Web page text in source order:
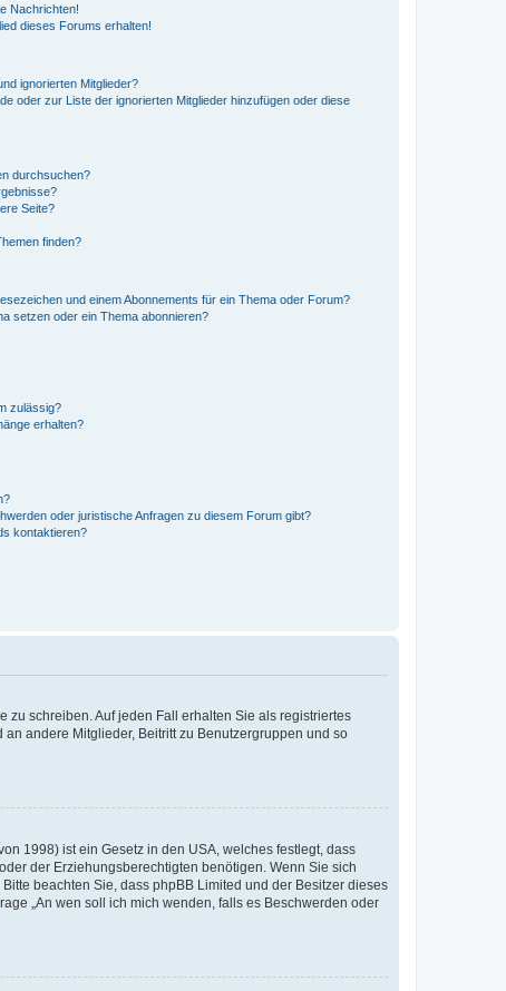
Nachrichten!
dieses Forums erhalten!
ignorierten Mitglieder?
oder zur Liste der ignorierten Mitglieder hinzufügen oder diese
durchsuchen?
Seite?
finden?
und einem Abonnements für ein Thema oder Forum?
setzen oder ein Thema abonnieren?
zulässig?
erhalten?
oder juristische Anfragen zu diesem Forum gibt?
kontaktieren?
zu schreiben. Auf jeden Fall erhalten Sie als registriertes
andere Mitglieder, Beitritt zu Benutzergruppen und so
1998) ist ein Gesetz in den USA, welches festlegt, dass
der Erziehungsberechtigten benötigen. Wenn Sie sich
beachten Sie, dass phpBB Limited und der Besitzer dieses
„An wen soll ich mich wenden, falls es Beschwerden oder